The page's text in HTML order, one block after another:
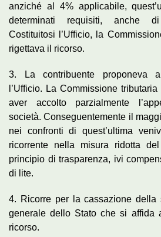
anziché al 4% applicabile,
determinati requisiti, anche
Costituitosi l’Ufficio, la
rigettava il ricorso.
3. La contribuente proponeva
l’Ufficio. La Commissione
aver accolto parzialmente
società. Conseguentemente il
nei confronti di quest’ultima
ricorrente nella misura ridotta
principio di trasparenza, ivi
di lite.
4. Ricorre per la cassazione della
generale dello Stato che si affida
ricorso.